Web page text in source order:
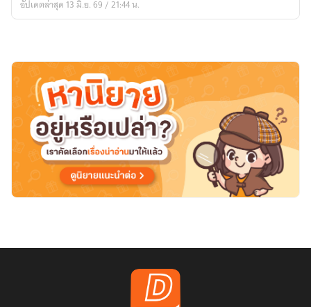
อัปเดตล่าสุด 13 มิ.ย. 69 / 21:44 น.